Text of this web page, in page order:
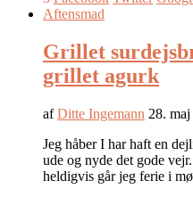
Aftensmad
Grillet
grillet agurk
afDitte Ingemann 28.
Jeg håber I har haft en
ude og nyde det gode
heldigvis går jeg ferie i